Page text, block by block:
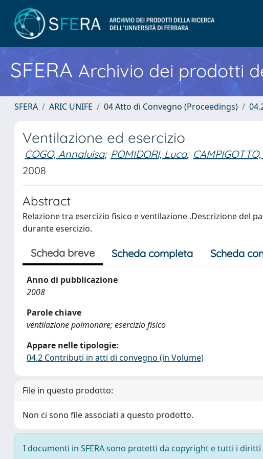
SFERA Archivio dei prodotti
SFERA ARIC UNIFE 04 Atto di Convegno (Proceedings)
Ventilazione ed esercizio
COGO, Annaluisa; POMIDORI, Luca;
2008
Abstract
Relazione tra esercizio fisico e ventilazione .Descrizione del
durante esercizio.
Scheda breve Scheda completa Scheda
Anno di pubblicazione
2008
Parole chiave
ventilazione polmonare; esercizio fisico
Appare nelle tipologie:
04.2 Contributi in atti di convegno (in Volume)
File in questo prodotto:
Non ci sono file associati a questo prodotto.
I documenti in SFERA sono protetti da copyright e tutti i